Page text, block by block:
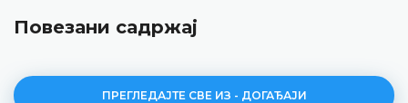
Повезани садржај
ПРЕГЛЕДАЈТЕ СВЕ ИЗ - ДОГАЂАЈИ